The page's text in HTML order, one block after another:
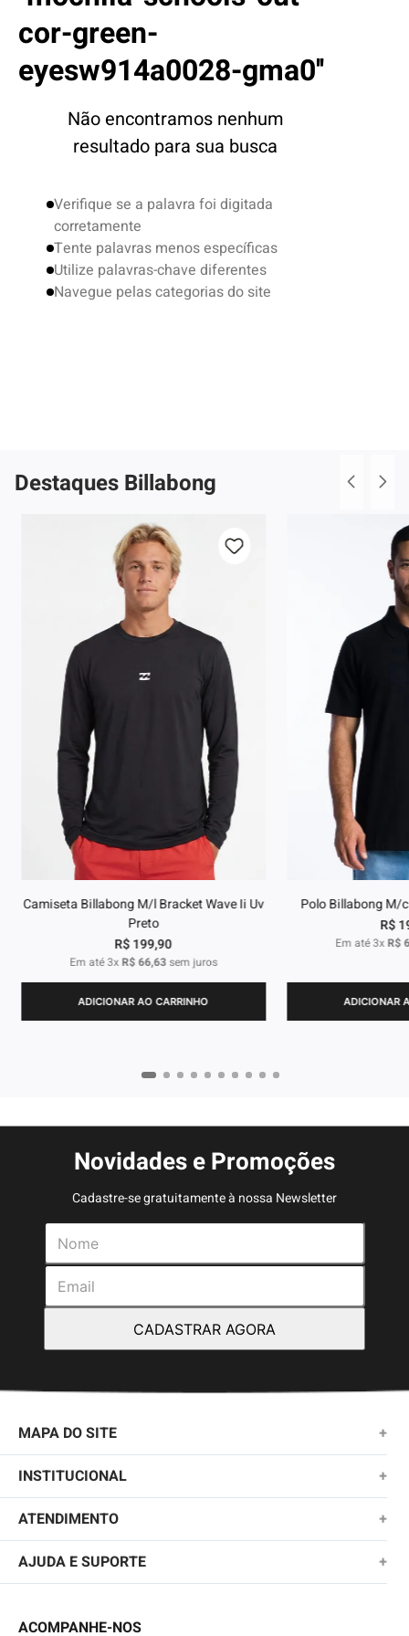
cor-green-
eyesw914a0028-gma0
Não encontramos nenhum
resultado para sua busca
Verifique se a palavra foi digitada
corretamente
Tente palavras menos específicas
Utilize palavras-chave diferentes
Navegue pelas categorias do site
Destaques Billabong
Camiseta Billabong M/l Bracket Wave Ii Uv
Preto
R$199,90
Em até3x R$66,63sem juros
ADICIONAR AO CARRINHO
Polo Billabong M/
R$
Em até3x R$
ADICIONAR
Novidades e Promoções
Cadastre-se gratuitamente à nossa Newsletter
CADASTRAR AGORA
MAPA DO SITE +
NOVIDADES
MASCULINO
KIDS
FEMININO
ACESSÓRIOS
INSTITUCIONAL +
SOBRE NÓS
TROCAS E DEVOLUÇÕES
POLÍTICA DE ENTREGA
POLÍTICA DE PRIVACIDADE
ATENDIMENTO +
(11)2010-1028
FALE CONOSCO
AJUDA E SUPORTE +
ACOMPANHE-NOS
4 º
boardshort
5º
camiseta
6º
bermuda
º chinelo